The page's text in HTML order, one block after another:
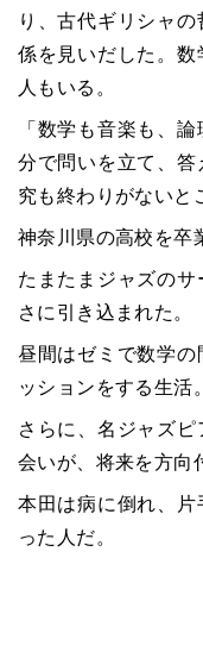
り、古代ギリシャ
係を見いだした。数
人もいる。
「数学も音楽も、
分で問いを立て、
究も終わりがないと
神奈川県の高校を卒
たまたまジャズの
さに引き込まれた。
昼間はゼミで数学
ッションをする生活。
さらに、名ジャズ
会いが、将来を方向
本田は病に倒れ、
った人だ。